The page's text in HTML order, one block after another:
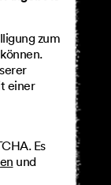
zum
einer
Es
und